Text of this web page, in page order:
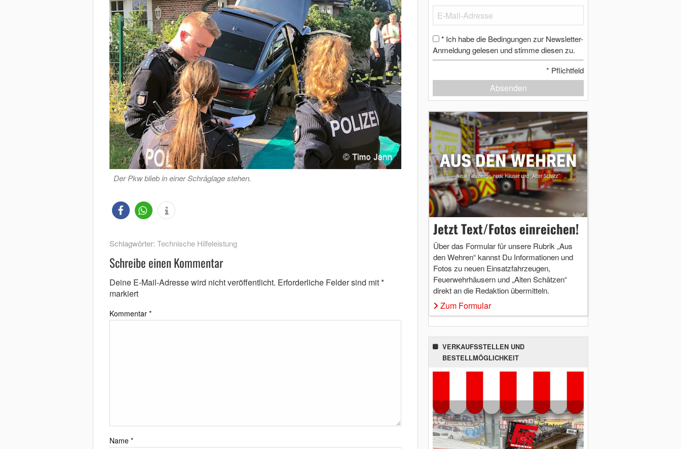
Der Pkw blieb in einer Schräglage stehen.
Schlagwörter: Technische Hilfeleistung
Schreibe einen Kommentar
Deine E-Mail-Adresse wird nicht veröffentlicht. Erforderliche Felder sind mit*
markiert
Kommentar *
Name *
* Ich habe die Bedingungen zur Newsletter-
Anmeldung gelesen und stimme diesen zu.
* Pflichtfeld
Absenden
Jetzt Text/Fotos einreichen!
Über das Formular für unsere Rubrik „Aus
den Wehren“ kannst Du Informationen und
Fotos zu neuen Einsatzfahrzeugen,
Feuerwehrhäusern und „Alten Schätzen“
direkt an die Redaktion übermitteln.
Zum Formular
VERKAUFSSTELLEN UND
BESTELLMÖGLICHKEIT